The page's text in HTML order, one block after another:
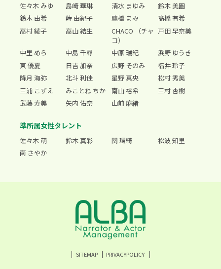
佐々木 みゆ
島崎 華琳 清水 まゆみ
鈴木 美園
鈴木 由希
峙 由紀子 鷹橋 まみ
髙橋 有希
高村 綾子
高山 結生
CHACO （チャ
コ）
戸田 早奈美
中里 めら 中島 千尋 中原 瑞紀
浜野 ゆうき
東 優夏
日吉 加奈 広野 そのみ
福井 玲子
降月 海弥
北斗 利佳 星野 真央
松村 秀美
三浦 こずえ
みことね ちか 南山 裕希
三村 杏樹
武藤 寿美
矢内 佑奈 山前 麻緒
準所属女性タレント
佐々木 萌 鈴木 真彩 関 環綺
松波 知里
南 さやか
SITEMAP PRIVACYPOLICY